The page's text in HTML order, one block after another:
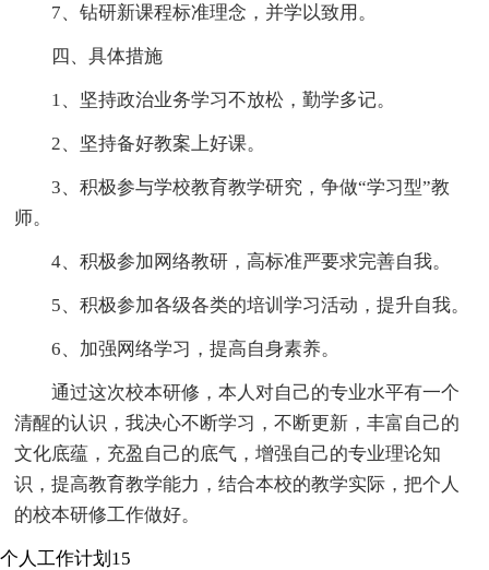
7、钻研新课程标准理念，并学以致用。
四、具体措施
1、坚持政治业务学习不放松，勤学多记。
2、坚持备好教案上好课。
3、积极参与学校教育教学研究，争做“学习型”教
师。
4、积极参加网络教研，高标准严要求完善自我。
5、积极参加各级各类的培训学习活动，提升自我。
6、加强网络学习，提高自身素养。
通过这次校本研修，本人对自己的专业水平有一个
清醒的认识，我决心不断学习，不断更新，丰富自己的
文化底蕴，充盈自己的底气，增强自己的专业理论知
识，提高教育教学能力，结合本校的教学实际，把个人
的校本研修工作做好。
个人工作计划15